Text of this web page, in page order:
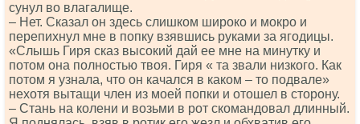
сунул во влагалище.
– Нет. Сказал он здесь слишком широко и мокро и
перепихнул мне в попку взявшись руками за ягодицы.
«Слышь Гиря сказ высокий дай ее мне на минутку и
потом она полностью твоя. Гиря « та звали низкого. Как
потом я узнала, что он качался в каком – то подвале»
нехотя вытащи член из моей попки и отошел в сторону.
– Стань на колени и возьми в рот скомандовал длинный.